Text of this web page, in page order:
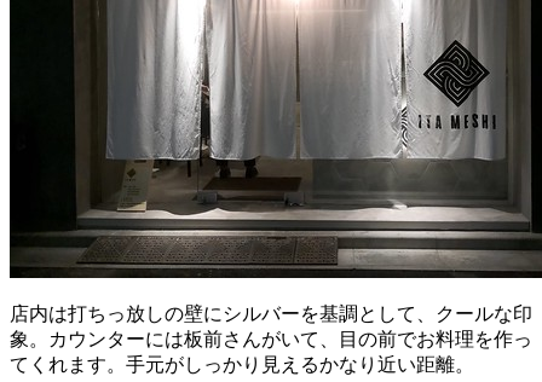
店内は打ちっ放しの壁にシルバーを基調として、クールな印
象。カウンターには板前さんがいて、目の前でお料理を作っ
てくれます。手元がしっかり見えるかなり近い距離。